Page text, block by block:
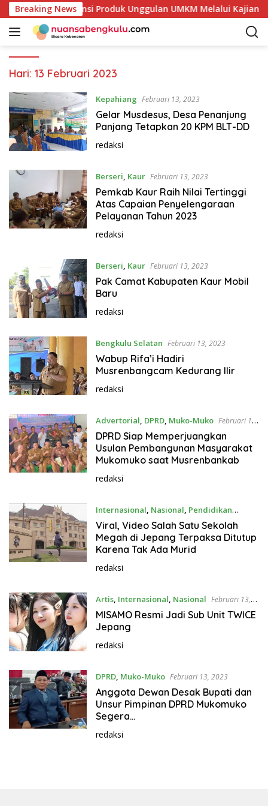
a
Breaking News
Petakan Potensi Produk Unggulan UMKM Melalui Kajian
Hari: 13 Februari 2023
Kepahiang Februari 13, 2023
Gelar Musdesus, Desa Penanjung
Panjang Tetapkan 20 KPM BLT-DD
redaksi
Berseri, Kaur Februari 13, 2023
Pemkab Kaur Raih Nilai Tertinggi
Atas Capaian Penyelengaraan
Pelayanan Tahun 2023
redaksi
Berseri, Kaur Februari 13, 2023
Pak Camat Kabupaten Kaur Mobil
Baru
redaksi
Bengkulu Selatan Februari 13, 2023
Wabup Rifa’i Hadiri
Musrenbangcam Kedurang Ilir
redaksi
Advertorial, DPRD, Muko-Muko Februari 13,
2023
DPRD Siap Memperjuangkan
Usulan Pembangunan Masyarakat
Mukomuko saat Musrenbankab
redaksi
Internasional, Nasional, Pendidikan
Februari 13, 2023
Viral, Video Salah Satu Sekolah
Megah di Jepang Terpaksa Ditutup
Karena Tak Ada Murid
redaksi
Artis, Internasional, Nasional Februari 13,
2023
MISAMO Resmi Jadi Sub Unit TWICE
Jepang
redaksi
DPRD, Muko-Muko Februari 13, 2023
Anggota Dewan Desak Bupati dan
Unsur Pimpinan DPRD Mukomuko
Segera
Selesaikan Permasalahan Sekwan
redaksi